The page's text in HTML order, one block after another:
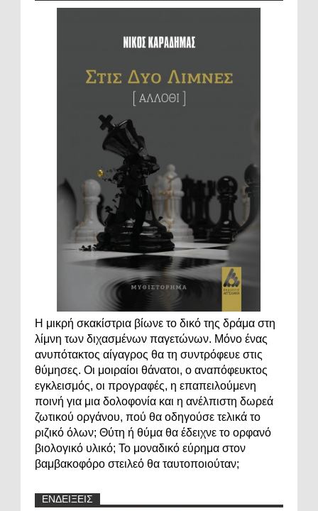
Η μικρή σκακίστρια βίωνε το δικό της δράμα στη
λίμνη των διχασμένων παγετώνων. Μόνο ένας
ανυπότακτος αίγαγρος θα τη συντρόφευε στις
θύμησες. Οι μοιραίοι θάνατοι, ο αναπόφευκτος
εγκλεισμός, οι προγραφές, η επαπειλούμενη
ποινή για μια δολοφονία και η ανέλπιστη δωρεά
ζωτικού οργάνου, πού θα οδηγούσε τελικά το
ριζικό όλων; Θύτη ή θύμα θα έδειχνε το ορφανό
βιολογικό υλικό; Το μοναδικό εύρημα στον
βαμβακοφόρο στειλεό θα ταυτοποιούταν;
ΕΝΔΕΙΞΕΙΣ